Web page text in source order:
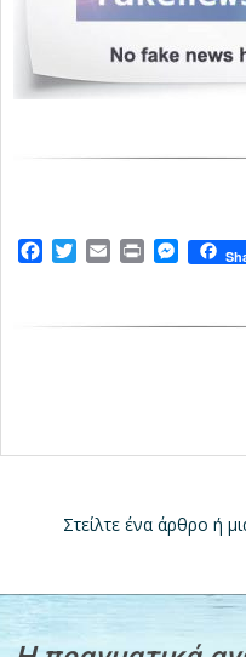
Facebook
TwitterEmailPrint
Στείλτε ένα άρθρο ή